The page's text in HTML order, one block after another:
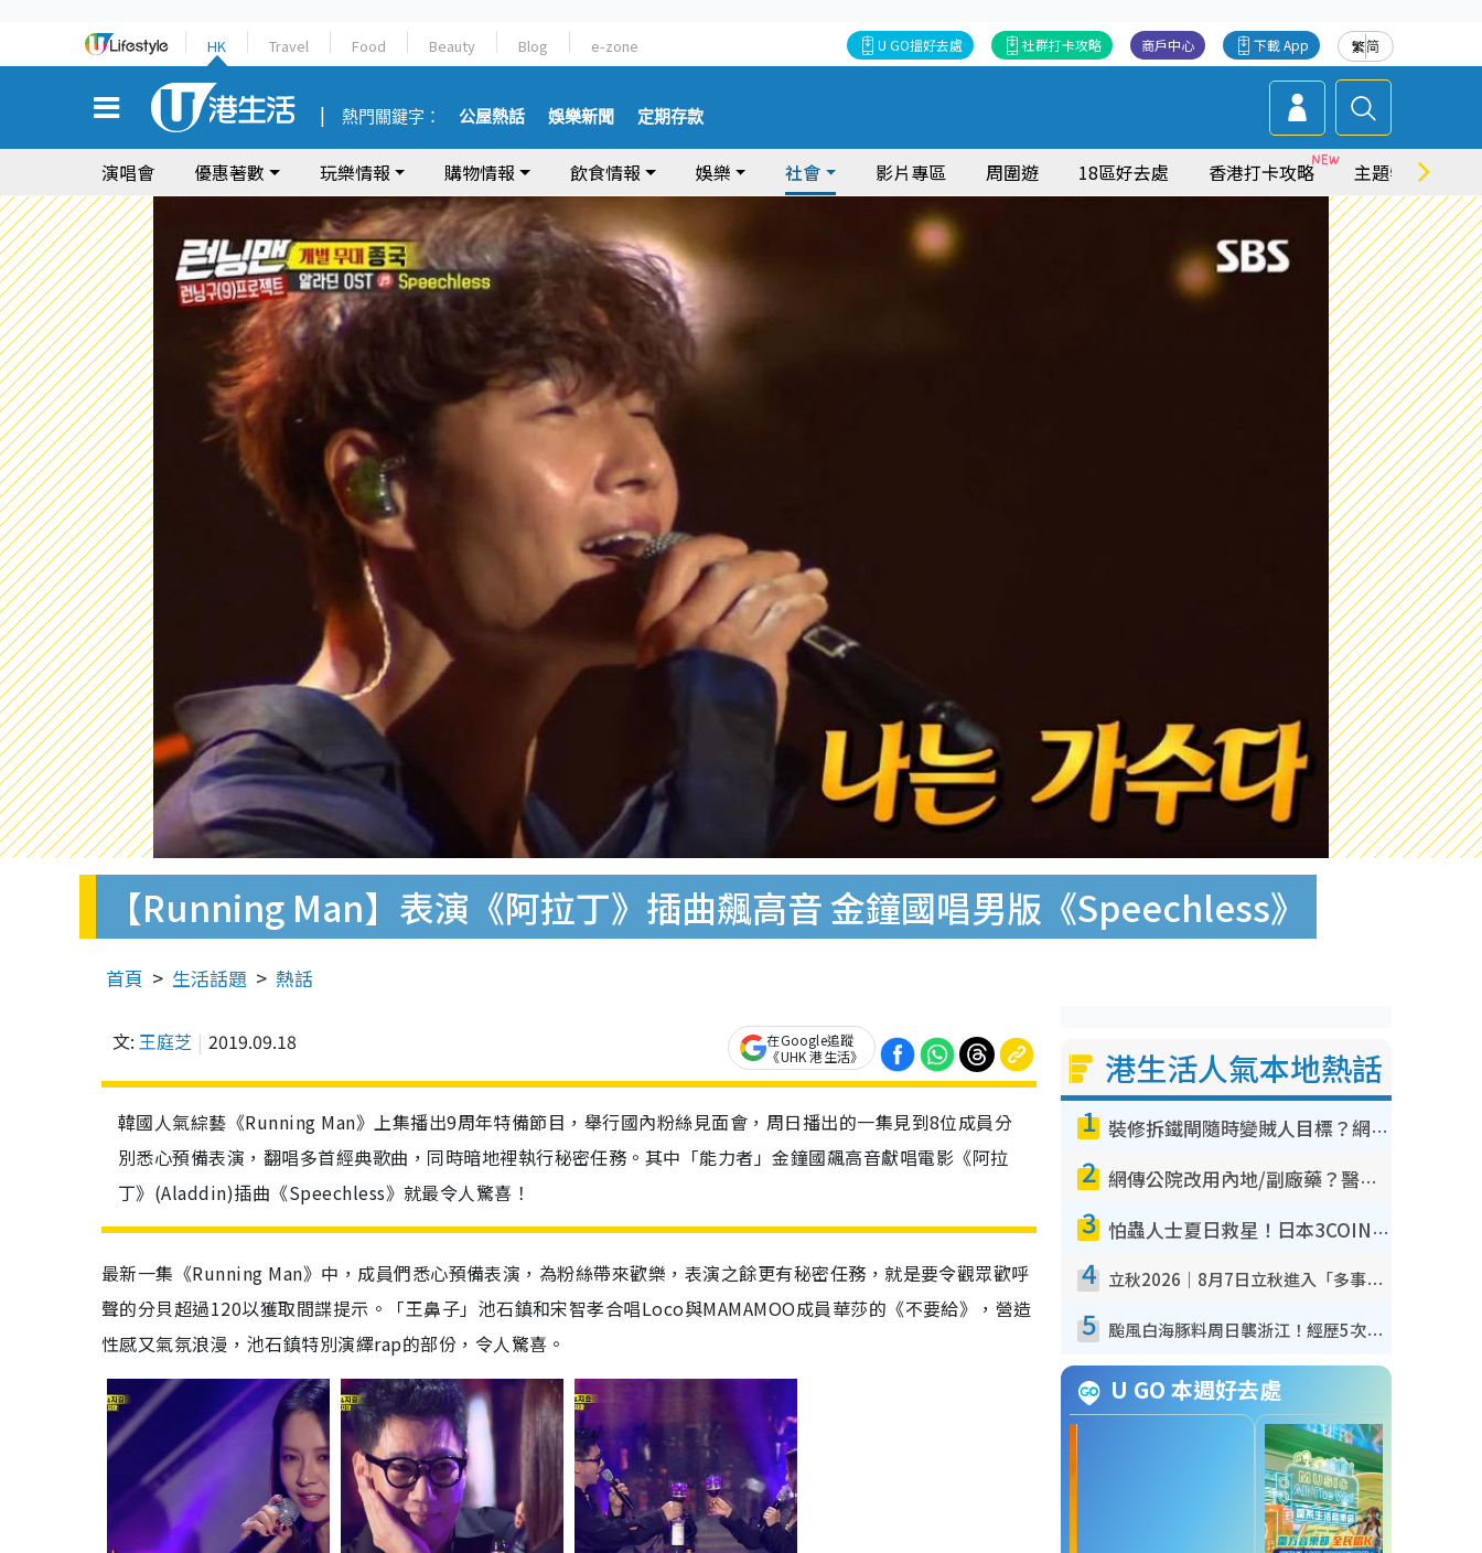
HK Travel Food Beauty Blog e-zone 繁简
下載 App
商戶中心
社群打卡攻略
U GO搵好去處
熱門關鍵字： 公屋熱話 娛樂新聞 定期存款
演唱會 優惠著數 玩樂情報 購物情報 飲食情報 娛樂 社會 影片專區 周圍遊 18區好去處 香港打卡攻略 主題特集
【Running Man】表演《阿拉丁》插曲飆高音 金鐘國唱男版《Speechless》
首頁 生活話題 熱話
文: 王庭芝 2019.09.18
在Google追蹤
《UHK 港生活》
韓國人氣綜藝《Running Man》上集播出9周年特備節目，舉行國內粉絲見面會，周日播出的一集見到8位成員分
別悉心預備表演，翻唱多首經典歌曲，同時暗地裡執行秘密任務。其中「能力者」金鐘國飆高音獻唱電影《阿拉
丁》(Aladdin)插曲《Speechless》就最令人驚喜！
最新一集《Running Man》中，成員們悉心預備表演，為粉絲帶來歡樂，表演之餘更有秘密任務，就是要令觀眾歡呼
聲的分貝超過120以獲取間諜提示。「王鼻子」池石鎮和宋智孝合唱Loco與MAMAMOO成員華莎的《不要給》，營造
性感又氣氛浪漫，池石鎮特別演繹rap的部份，令人驚喜。
港生活人氣本地熱話
1 裝修拆鐵閘隨時變賊人目標？網民揭2大關鍵用途：裝新式等於白裝？附新舊鐵閘分別
2 網傳公院改用內地/副廠藥？醫生拆解正副廠分別 揭4類人換藥隨時出事
3 怕蟲人士夏日救星！日本3COINS爆紅驅蟲神器$45起 1招「全程免觸碰」輕鬆搞定小強
4 立秋2026｜8月7日立秋進入「多事之秋」 3件事唔做得！專家教6招開運 清枱頭／銀包納氣接好運
5 颱風白海豚料周日襲浙江！經歷5次「眼牆置換」極罕見 成登陸內地最長途颱風
U GO 本週好去處